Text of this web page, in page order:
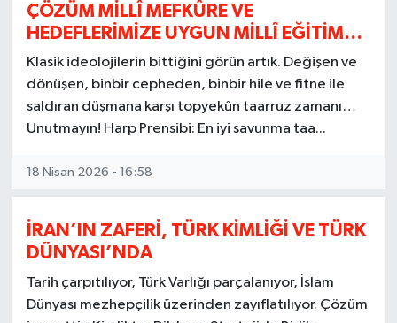
ÇÖZÜM MİLLÎ MEFKÛRE VE
HEDEFLERİMİZE UYGUN MİLLÎ EĞİTİM…
Klasik ideolojilerin bittiğini görün artık. Değişen ve
dönüşen, binbir cepheden, binbir hile ve fitne ile
saldıran düşmana karşı topyekûn taarruz zamanı…
Unutmayın! Harp Prensibi: En iyi savunma taa...
18 Nisan 2026 - 16:58
İRAN’IN ZAFERİ, TÜRK KİMLİĞİ VE TÜRK
DÜNYASI’NDA
Tarih çarpıtılıyor, Türk Varlığı parçalanıyor, İslam
Dünyası mezhepçilik üzerinden zayıflatılıyor. Çözüm